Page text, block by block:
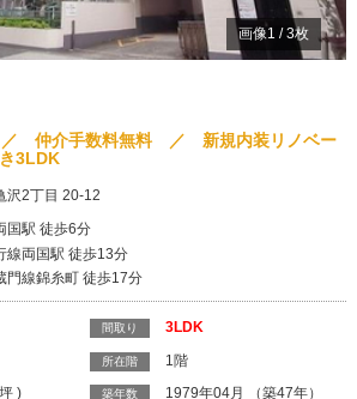
画像1 /3枚
／ 仲介手数料無料 ／ 新規内装リノベー
3LDK
沢2丁目 20-12
国駅 徒歩6分
線両国駅 徒歩13分
門線錦糸町 徒歩17分
)
間取り 3LDK
所在階 1階
築年数 1979年04月 （築47年）